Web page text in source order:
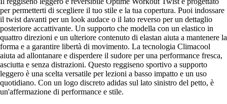
per permetterti di scegliere il tuo stile e la tua copertura. Puoi indossare
il twist davanti per un look audace o il lato reverso per un dettaglio
posteriore accattivante. Un supporto che modella con un elastico in
quattro direzioni e un ulteriore contenuto di elastan aiuta a mantenere la
forma e a garantire libertà di movimento. La tecnologia Climacool
aiuta ad allontanare e disperdere il sudore per una performance fresca,
asciutta e senza distrazioni. Questo reggiseno sportivo a supporto
leggero è una scelta versatile per lezioni a basso impatto e un uso
quotidiano. Con un logo discreto adidas sul lato sinistro del petto, è
un'affermazione di performance e stile.